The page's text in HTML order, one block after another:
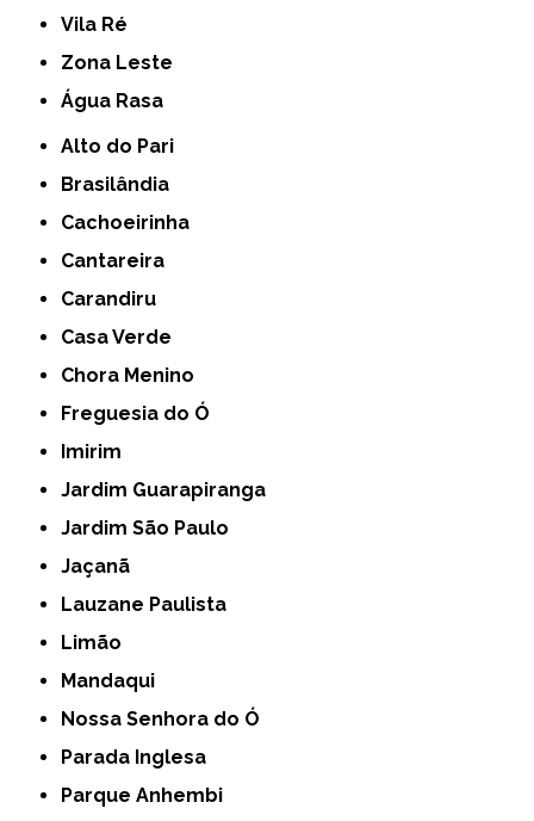
Vila Ré
Zona Leste
Água Rasa
Alto do Pari
Brasilândia
Cachoeirinha
Cantareira
Carandiru
Casa Verde
Chora Menino
Freguesia do Ó
Imirim
Jardim Guarapiranga
Jardim São Paulo
Jaçanã
Lauzane Paulista
Limão
Mandaqui
Nossa Senhora do Ó
Parada Inglesa
Parque Anhembi